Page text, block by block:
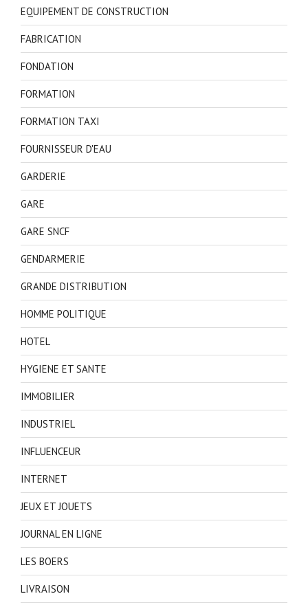
EQUIPEMENT DE CONSTRUCTION
FABRICATION
FONDATION
FORMATION
FORMATION TAXI
FOURNISSEUR D'EAU
GARDERIE
GARE
GARE SNCF
GENDARMERIE
GRANDE DISTRIBUTION
HOMME POLITIQUE
HOTEL
HYGIENE ET SANTE
IMMOBILIER
INDUSTRIEL
INFLUENCEUR
INTERNET
JEUX ET JOUETS
JOURNAL EN LIGNE
LES BOERS
LIVRAISON